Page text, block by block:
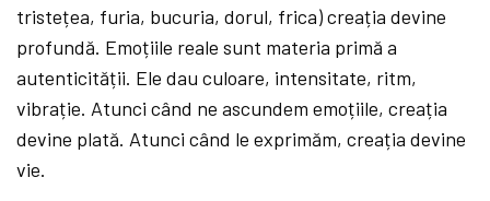
tristețea, furia, bucuria, dorul, frica) creația devine
profundă. Emoțiile reale sunt materia primă a
autenticității. Ele dau culoare, intensitate, ritm,
vibrație. Atunci când ne ascundem emoțiile, creația
devine plată. Atunci când le exprimăm, creația devine
vie.